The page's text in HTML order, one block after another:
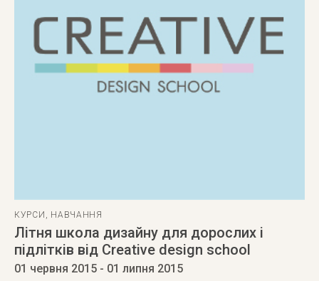
КУРСИ , НАВЧАННЯ
Літня школа дизайну для дорослих і
підлітків від Creative design school
01 червня 2015 - 01 липня 2015